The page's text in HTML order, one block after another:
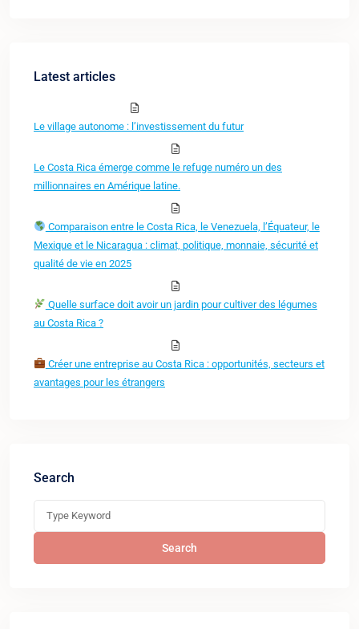
Latest articles
Le village autonome : l’investissement du futur
Le Costa Rica émerge comme le refuge numéro un des
millionnaires en Amérique latine.
Comparaison entre le Costa Rica, le Venezuela, l’Équateur, le
Mexique et le Nicaragua : climat, politique, monnaie, sécurité et
qualité de vie en 2025
Quelle surface doit avoir un jardin pour cultiver des légumes
au Costa Rica ?
Créer une entreprise au Costa Rica : opportunités, secteurs et
avantages pour les étrangers
Search
Search